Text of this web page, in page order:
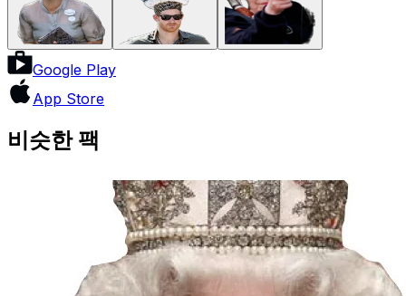
Google Play
App Store
비슷한 팩